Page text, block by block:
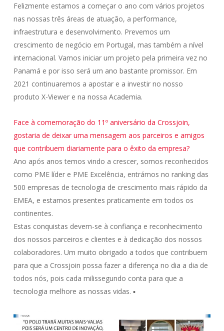
Felizmente estamos a começar o ano com vários projetos
nas nossas três áreas de atuação, a performance,
infraestrutura e desenvolvimento. Prevemos um
crescimento de negócio em Portugal, mas também a nível
internacional. Vamos iniciar um projeto pela primeira vez no
Panamá e por isso será um ano bastante promissor. Em
2021 continuaremos a apostar e a investir no nosso
produto X-Viewer e na nossa Academia.
Face à comemoração do 11º aniversário da Crossjoin,
gostaria de deixar uma mensagem aos parceiros e amigos
que contribuem diariamente para o êxito da empresa?
Ano após anos temos vindo a crescer, somos reconhecidos
como PME líder e PME Excelência, entrámos no ranking das
500 empresas de tecnologia de crescimento mais rápido da
EMEA, e estamos presentes praticamente em todos os
continentes.
Estas conquistas devem-se à confiança e reconhecimento
dos nossos parceiros e clientes e à dedicação dos nossos
colaboradores. Um muito obrigado a todos que contribuem
para que a Crossjoin possa fazer a diferença no dia a dia de
todos nós, pois cada milissegundo conta para que a
tecnologia melhore as nossas vidas. ▪